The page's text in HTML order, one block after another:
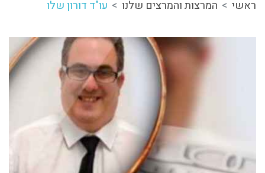
ראשי המרצות והמרצים שלנו עו"ד דורון שלו